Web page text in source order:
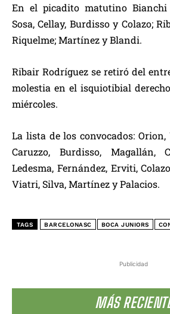
Publicidad
MÁS
En el picadito matutino
Sosa, Cellay, Burdisso y Colazo;
Riquelme; Martínez y Blandi.
Ribair Rodríguez se retiró del
molestia en el isquiotibial
miércoles.
La lista de los convocados: Orion,
Caruzzo, Burdisso, Magallán,
Ledesma, Fernández, Erviti,
Viatri, Silva, Martínez y Palacios.
TAGS BARCELONASC BOCA JUNIORS